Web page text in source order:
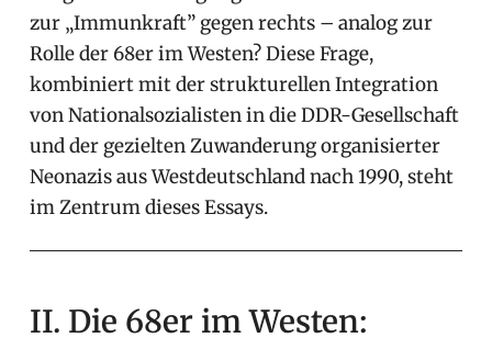
zur „Immunkraft” gegen rechts – analog zur
Rolle der 68er im Westen? Diese Frage,
kombiniert mit der strukturellen Integration
von Nationalsozialisten in die DDR-Gesellschaft
und der gezielten Zuwanderung organisierter
Neonazis aus Westdeutschland nach 1990, steht
im Zentrum dieses Essays.
II. Die 68er im Westen: